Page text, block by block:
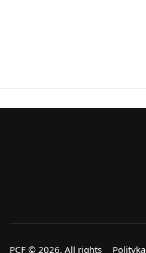
PCF © 2026, All rights Polityka